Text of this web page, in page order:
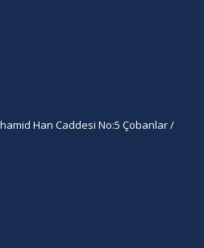
Han Caddesi No:5 Çobanlar /